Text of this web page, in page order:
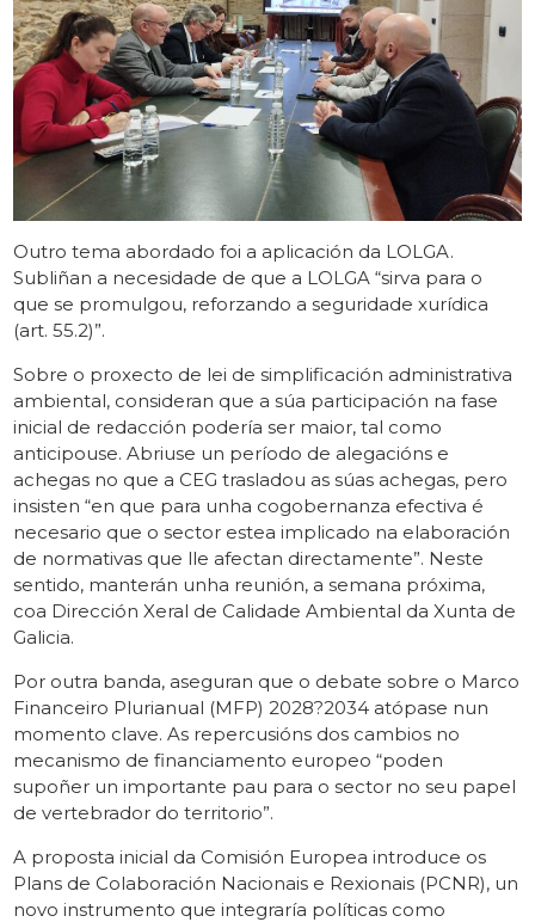
Outro tema abordado foi a aplicación da LOLGA.
Subliñan a necesidade de que a LOLGA “sirva para o
que se promulgou, reforzando a seguridade xurídica
(art. 55.2)”.
Sobre o proxecto de lei de simplificación administrativa
ambiental, consideran que a súa participación na fase
inicial de redacción podería ser maior, tal como
anticipouse. Abriuse un período de alegacións e
achegas no que a CEG trasladou as súas achegas, pero
insisten “en que para unha cogobernanza efectiva é
necesario que o sector estea implicado na elaboración
de normativas que lle afectan directamente”. Neste
sentido, manterán unha reunión, a semana próxima,
coa Dirección Xeral de Calidade Ambiental da Xunta de
Galicia.
Por outra banda, aseguran que o debate sobre o Marco
Financeiro Plurianual (MFP) 2028?2034 atópase nun
momento clave. As repercusións dos cambios no
mecanismo de financiamento europeo “poden
supoñer un importante pau para o sector no seu papel
de vertebrador do territorio”.
A proposta inicial da Comisión Europea introduce os
Plans de Colaboración Nacionais e Rexionais (PCNR), un
novo instrumento que integraría políticas como